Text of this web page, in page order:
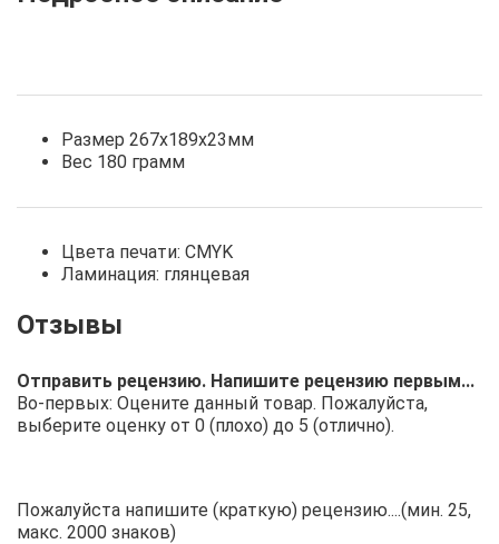
Размер 267х189х23мм
Вес 180 грамм
Цвета печати: CMYK
Ламинация: глянцевая
Отправить рецензию. Напишите рецензию первым...
Во-первых: Оцените данный товар. Пожалуйста,
выберите оценку от 0 (плохо) до 5 (отлично).
Пожалуйста напишите (краткую) рецензию....(мин. 25,
макс. 2000 знаков)